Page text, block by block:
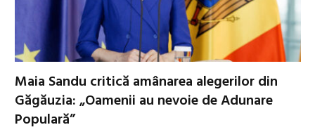
Maia Sandu critică amânarea alegerilor din
Găgăuzia: „Oamenii au nevoie de Adunare
Populară”